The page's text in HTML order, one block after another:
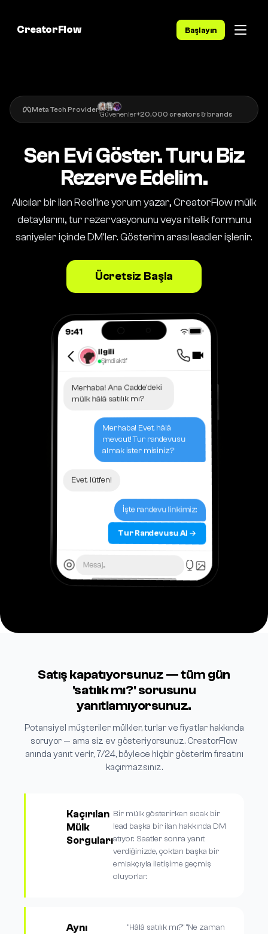
CreatorFlow Başlayın
Meta Tech Provider
Güvenenler+20,000 creators & brands
Sen Evi Göster. Turu Biz
Rezerve Edelim.
Alıcılar bir ilan Reel'ine yorum yazar, CreatorFlow mülk
detaylarını, tur rezervasyonunu veya nitelik formunu
saniyeler içinde DM'ler. Gösterim arası leadler işlenir.
Ücretsiz Başla
9:41
ilgili
Şimdi aktif
Merhaba! Ana Cadde'deki
mülk hâlâ satılık mı?
Merhaba! Evet, hâlâ
mevcut! Tur randevusu
almak ister misiniz?
Evet, lütfen!
İşte randevu linkimiz:
Tur Randevusu Al →
Mesaj...
Satış kapatıyorsunuz — tüm gün
'satılık mı?' sorusunu
yanıtlamıyorsunuz.
Potansiyel müşteriler mülkler, turlar ve fiyatlar hakkında
soruyor — ama siz ev gösteriyorsunuz. CreatorFlow
anında yanıt verir, 7/24, böylece hiçbir gösterim fırsatını
kaçırmazsınız.
Kaçırılan
Mülk
Sorguları
Bir mülk gösterirken sıcak bir
lead başka bir ilan hakkında DM
atıyor. Saatler sonra yanıt
verdiğinizde, çoktan başka bir
emlakçıyla iletişime geçmiş
oluyorlar.
Aynı
"Hâlâ satılık mı?" "Ne zaman